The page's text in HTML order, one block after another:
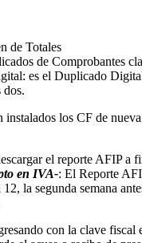
de Totales
de Comprobantes
es el Duplicado
dos.
los CF de
el reporte AFIP a
en IVA-: El Reporte
la segunda semana
con la clave